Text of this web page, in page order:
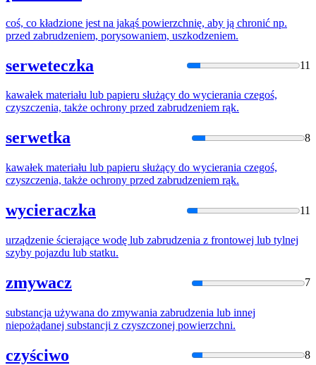
coś, co kładzione jest na jakąś powierzchnię, aby ją chronić np.
przed zabrudzeniem, porysowaniem, uszkodzeniem.
serweteczka 11
kawałek materiału lub papieru służący do wycierania czegoś,
czyszczenia, także ochrony przed zabrudzeniem rąk.
serwetka 8
kawałek materiału lub papieru służący do wycierania czegoś,
czyszczenia, także ochrony przed zabrudzeniem rąk.
wycieraczka 11
urządzenie ścierające wodę lub zabrudzenia z frontowej lub tylnej
szyby pojazdu lub statku.
zmywacz 7
substancja używana do zmywania zabrudzenia lub innej
niepożądanej substancji z czyszczonej powierzchni.
czyściwo 8